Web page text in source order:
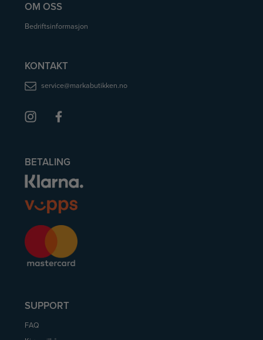
OM OSS
Bedriftsinformasjon
KONTAKT
service@markabutikken.no
BETALING
SUPPORT
FAQ